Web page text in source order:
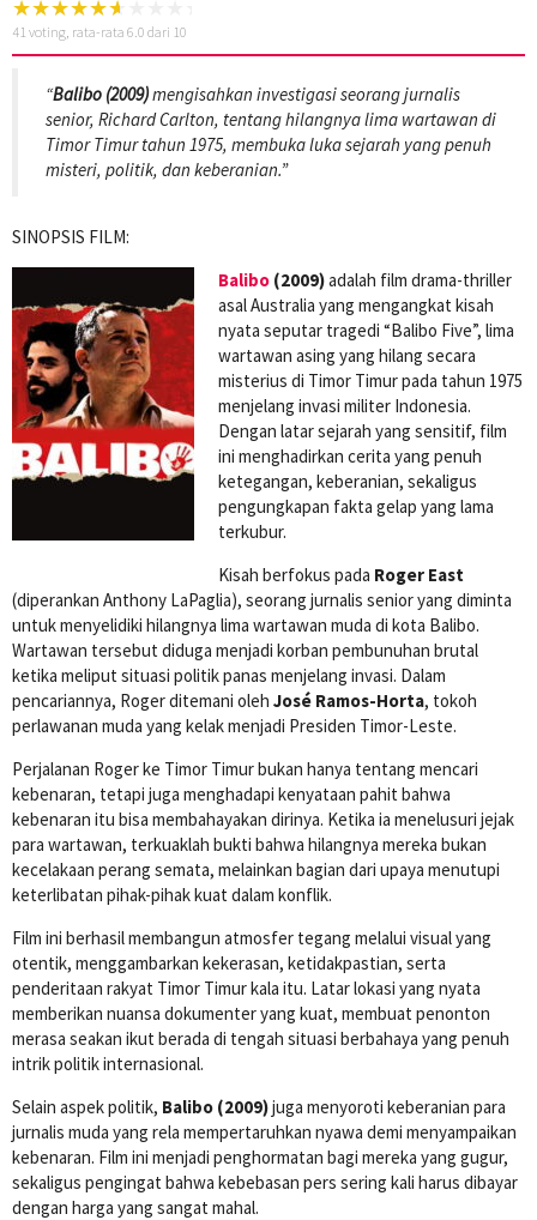
41 voting, rata-rata 6.0 dari 10
“Balibo (2009)mengisahkan investigasi seorang jurnalis
senior, Richard Carlton, tentang hilangnya lima wartawan di
Timor Timur tahun 1975, membuka luka sejarah yang penuh
misteri, politik, dan keberanian.”
SINOPSIS FILM:
Balibo (2009)adalah film drama-thriller
asal Australia yang mengangkat kisah
nyata seputar tragedi “Balibo Five”, lima
wartawan asing yang hilang secara
misterius di Timor Timur pada tahun 1975
menjelang invasi militer Indonesia.
Dengan latar sejarah yang sensitif, film
ini menghadirkan cerita yang penuh
ketegangan, keberanian, sekaligus
pengungkapan fakta gelap yang lama
terkubur.
Kisah berfokus pada Roger East
(diperankan Anthony LaPaglia), seorang jurnalis senior yang diminta
untuk menyelidiki hilangnya lima wartawan muda di kota Balibo.
Wartawan tersebut diduga menjadi korban pembunuhan brutal
ketika meliput situasi politik panas menjelang invasi. Dalam
pencariannya, Roger ditemani oleh José Ramos-Horta, tokoh
perlawanan muda yang kelak menjadi Presiden Timor-Leste.
Perjalanan Roger ke Timor Timur bukan hanya tentang mencari
kebenaran, tetapi juga menghadapi kenyataan pahit bahwa
kebenaran itu bisa membahayakan dirinya. Ketika ia menelusuri jejak
para wartawan, terkuaklah bukti bahwa hilangnya mereka bukan
kecelakaan perang semata, melainkan bagian dari upaya menutupi
keterlibatan pihak-pihak kuat dalam konflik.
Film ini berhasil membangun atmosfer tegang melalui visual yang
otentik, menggambarkan kekerasan, ketidakpastian, serta
penderitaan rakyat Timor Timur kala itu. Latar lokasi yang nyata
memberikan nuansa dokumenter yang kuat, membuat penonton
merasa seakan ikut berada di tengah situasi berbahaya yang penuh
intrik politik internasional.
Selain aspek politik, Balibo (2009)juga menyoroti keberanian para
jurnalis muda yang rela mempertaruhkan nyawa demi menyampaikan
kebenaran. Film ini menjadi penghormatan bagi mereka yang gugur,
sekaligus pengingat bahwa kebebasan pers sering kali harus dibayar
dengan harga yang sangat mahal.